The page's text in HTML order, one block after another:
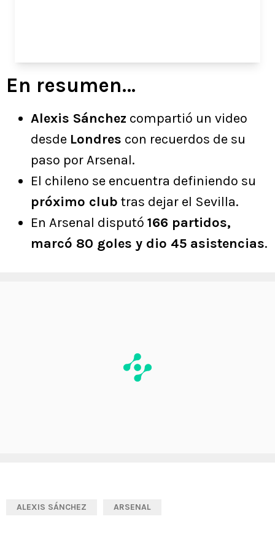
En resumen…
Alexis Sánchez compartió un video
desde Londres con recuerdos de su
paso por Arsenal.
El chileno se encuentra definiendo su
próximo club tras dejar el Sevilla.
En Arsenal disputó 166 partidos,
marcó 80 goles y dio 45 asistencias.
ALEXIS SÁNCHEZ ARSENAL